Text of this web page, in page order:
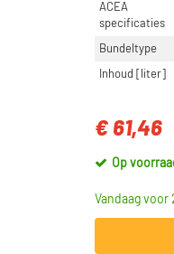
ACEA
specificaties
Bundeltype
Inhoud [liter]
€ 61,46
Op
Vandaag